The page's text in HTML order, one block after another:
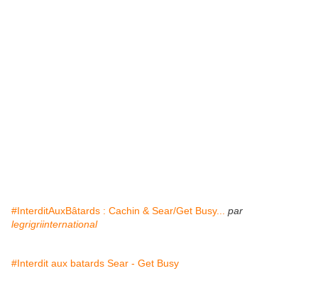
#InterditAuxBâtards : Cachin & Sear/Get Busy...
par
legrigriinternational
#Interdit aux batards Sear - Get Busy